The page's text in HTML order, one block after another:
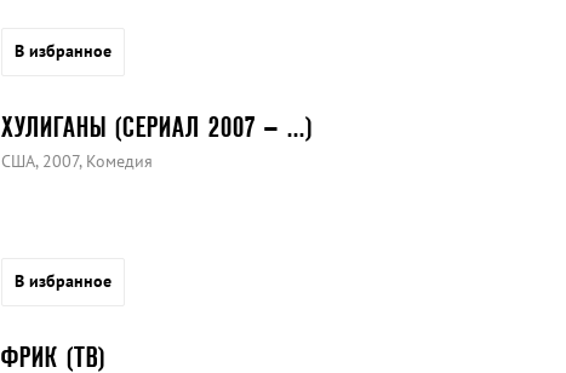
В избранное
ХУЛИГАНЫ (СЕРИАЛ 2007 – ...)
США, 2007, Комедия
В избранное
ФРИК (ТВ)